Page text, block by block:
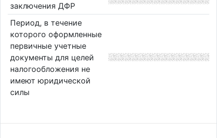
заключения ДФР
Период, в течение
которого оформленные
первичные учетные
документы для целей
налогообложения не
имеют юридической
силы